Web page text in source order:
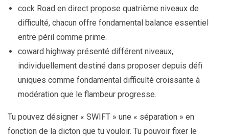
cock Road en direct propose quatrième niveaux de
difficulté, chacun offre fondamental balance essentiel
entre péril comme prime.
coward highway présenté différent niveaux,
individuellement destiné dans proposer depuis défi
uniques comme fondamental difficulté croissante à
modération que le flambeur progresse.
Tu pouvez désigner « SWIFT » une « séparation » en
fonction de la dicton que tu vouloir. Tu pouvoir fixer le